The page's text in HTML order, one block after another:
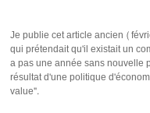
Je publie cet article ancien
qui prétendait qu'il existait un
a pas une année sans nouvelle
résultat d'une politique
value".